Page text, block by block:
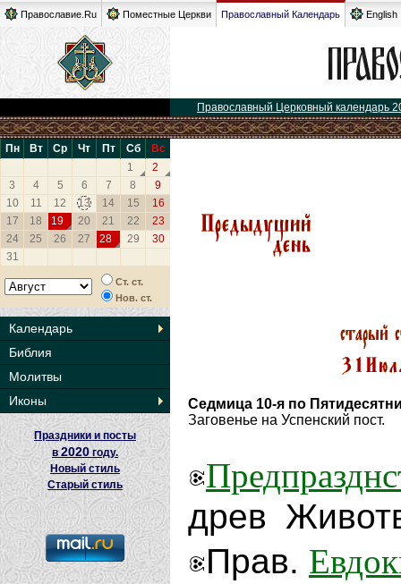
Православие.Ru Поместные Церкви Православный Календарь English
Православный Церковный календарь
Пн Вт Ср Чт Пт Сб
Вс
1
2
3
4 5 6 7 8
9
10
11 12 13 14 15
16
17
18 19 20 21 22
23
24
25 26 27 28 29
30
31
Ст. ст.
Нов. ст.
Календарь
Библия
Молитвы
Иконы
Праздники и посты
в2020 году.
Новый стиль
Старый стиль
Седмица 10-я по
Заговенье на Успенский пост.
древ
Прав.